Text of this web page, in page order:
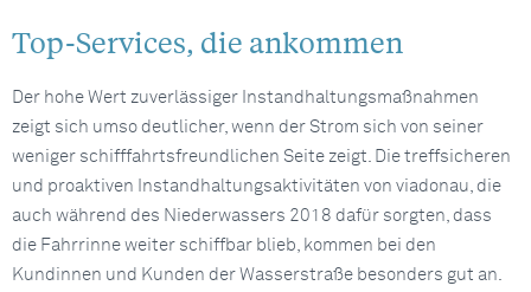
Top-Services, die ankommen
Der hohe Wert zuverlässiger Instandhaltungsmaßnahmen
zeigt sich umso deutlicher, wenn der Strom sich von seiner
weniger schifffahrtsfreundlichen Seite zeigt. Die treffsicheren
und proaktiven Instandhaltungsaktivitäten von viadonau, die
auch während des Niederwassers 2018 dafür sorgten, dass
die Fahrrinne weiter schiffbar blieb, kommen bei den
Kundinnen und Kunden der Wasserstraße besonders gut an.